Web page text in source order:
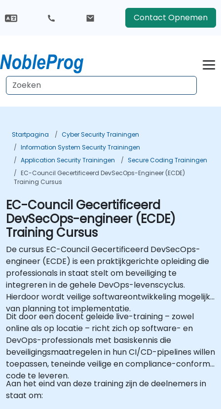
Contact Opnemen
Startpagina
Cyber Security Trainingen
Information System Security Trainingen
Application Security Trainingen
Secure Coding Trainingen
EC-Council Gecertificeerd DevSecOps-Engineer (ECDE)
Training Cursus
EC-Council Gecertificeerd
DevSecOps-engineer (ECDE)
Training Cursus
De cursus EC-Council Gecertificeerd DevSecOps-
engineer (ECDE) is een praktijkgerichte opleiding die
professionals in staat stelt om beveiliging te
integreren in de gehele DevOps-levenscyclus.
Hierdoor wordt veilige softwareontwikkeling mogelijk,
van planning tot implementatie.
Dit door een docent geleide live-training – zowel
online als op locatie – richt zich op software- en
DevOps-professionals met basiskennis die
beveiligingsmaatregelen in hun CI/CD-pipelines willen
toepassen, teneinde veilige en compliance-conforme
code te leveren.
Aan het eind van deze training zijn de deelnemers in
staat om: